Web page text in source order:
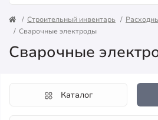
Строительный инвентарь
Сварочные электроды
Сварочные
Каталог